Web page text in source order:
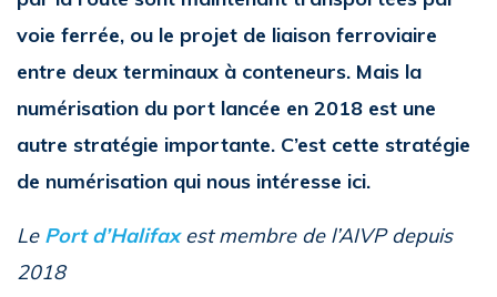
voie ferrée, ou le projet de liaison ferroviaire
entre deux terminaux à conteneurs. Mais la
numérisation du port lancée en 2018 est une
autre stratégie importante. C’est cette stratégie
de numérisation qui nous intéresse ici.
Le Port d’Halifax est membre de l’AIVP depuis
2018